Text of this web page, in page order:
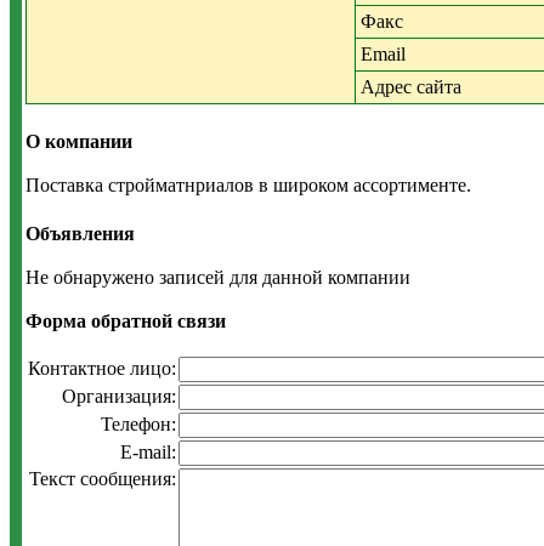
Факс
Email
Адрес сайта
О компании
Поставка стройматнриалов в широком ассортименте.
Объявления
Не обнаружено записей для данной компании
Форма обратной связи
Контактное лицо:
Организация:
Телефон:
E-mail:
Текст сообщения: